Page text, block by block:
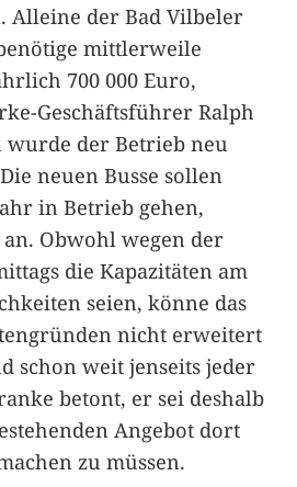
Alleine der Bad Vilbeler
mittlerweile
700 000 Euro,
Geschäftsführer Ralph
der Betrieb neu
neuen Busse sollen
in Betrieb gehen,
Obwohl wegen der
die Kapazitäten am
seien, könne das
nicht erweitert
schon weit jenseits jeder
betont, er sei deshalb
Angebot dort
zu müssen.